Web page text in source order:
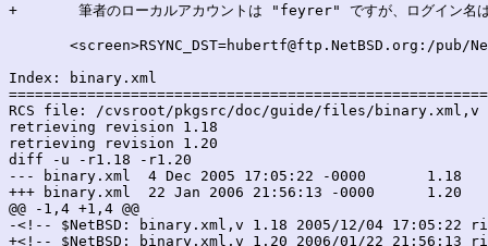
+	筆者のローカルアカウントは "feyrer" ですが、ログイン名は "hubertf" なので、以下のようにします。</para>
<screen>RSYNC_DST=hubertf@ftp.NetBSD.org:/pub/
Index: binary.xml
RCS file: /cvsroot/pkgsrc/doc/guide/files/binary.xml,v
retrieving revision 1.18
retrieving revision 1.20
diff -u -r1.18 -r1.20
--- binary.xml	4 Dec 2005 17:05:22 -0000	1.18
+++ binary.xml	22 Jan 2006 21:56:13 -0000	1.20
@@ -1,4 +1,4 @@
-<!-- $NetBSD: binary.xml,v 1.18 2005/12/04
+<!-- $NetBSD: binary.xml,v 1.20 2006/01/22